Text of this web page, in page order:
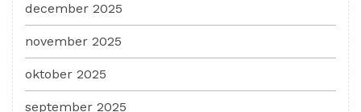
december 2025
november 2025
oktober 2025
september 2025